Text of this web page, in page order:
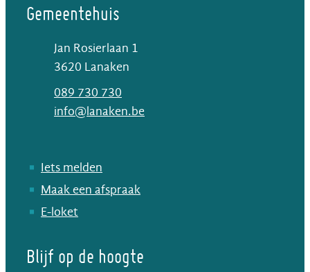
Gemeentehuis
Jan Rosierlaan 1
,3620 Lanaken
089 730 730
E-mailinfo@lanaken.be
Iets melden
Maak een afspraak
E-loket
Blijf op de hoogte